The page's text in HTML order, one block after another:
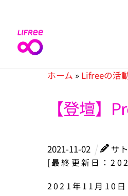
content
ホーム » Lifreeの活
【登壇】
2021-11-02
サ
[最終更新日：
2021年11月10日